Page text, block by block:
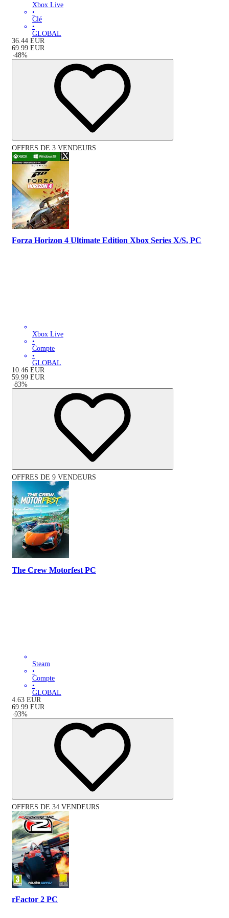
Xbox Live
•
Clé
•
GLOBAL
36.44 EUR
69.99 EUR
-48%
OFFRES DE 3 VENDEURS
Forza Horizon 4 Ultimate Edition Xbox Series X/S, PC
Xbox Live
•
Compte
•
GLOBAL
10.46 EUR
59.99 EUR
-83%
OFFRES DE 9 VENDEURS
The Crew Motorfest PC
Steam
•
Compte
•
GLOBAL
4.63 EUR
69.99 EUR
-93%
OFFRES DE 34 VENDEURS
rFactor 2 PC